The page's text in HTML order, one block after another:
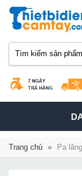
Trang chủ » Pa